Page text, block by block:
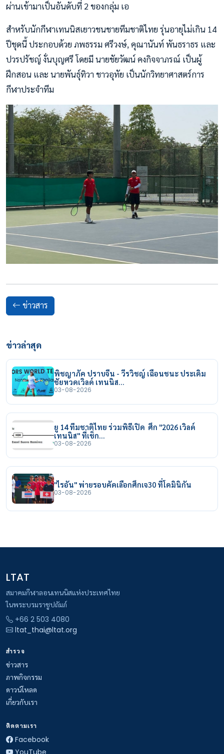
ผ่านเข้ามาเป็นอันดับที่ 2 ของกลุ่ม เอ
สำหรับนักกีฬาเทนนิสเยาวชนชายทีมชาติไทย รุ่นอายุไม่เกิน 14
ปีชุดนี้ ประกอบด้วย ภพธรรม ศรีวงษ์, คุณานันท์ พันธราธร และ
ปวรปรัชญ์ งั่นบุญศรี โดยมี นายชัยวัฒน์ คงกิจจาภรณ์ เป็นผู้
ฝึกสอน และ นายพันธุ์ทิวา ชาวอุทัย เป็นนักวิทยาศาสตร์การ
กีฬาประจำทีม
ข่าวสาร
ข่าวล่าสุด
พิชญาภัค ปราบจีน - วีรวิชญ์ เฉือนชนะ ประเดิม
ชัยหวดเวิลด์ เทนนิส…
03-08-2026
ยู 14 ทีมชาติไทย ร่วมพิธีเปิด ศึก "2026 เวิลด์
เทนนิส" ที่เช็ก…
03-08-2026
"ไรอัน" พ่ายรอบคัดเลือกศึกเจ30 ที่โดมินิกัน
03-08-2026
LTAT
สมาคมกีฬาลอนเทนนิสแห่งประเทศไทย
ในพระบรมราชูปถัมภ์
+66 2 503 4080
ltat_thai@ltat.org
สำรวจ
ข่าวสาร
ภาพกิจกรรม
ดาวน์โหลด
เกี่ยวกับเรา
ติดตามเรา
Facebook